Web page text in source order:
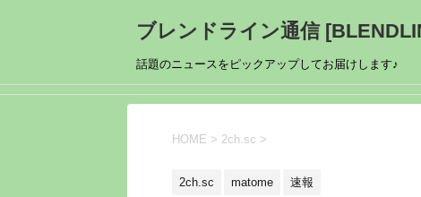
ブレンドライン通信
話題のニュースをピックアップしてお届けします♪
HOME > 2ch.sc >
2ch.sc matome 速報